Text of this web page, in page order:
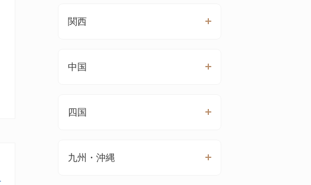
関西
中国
四国
九州・沖縄